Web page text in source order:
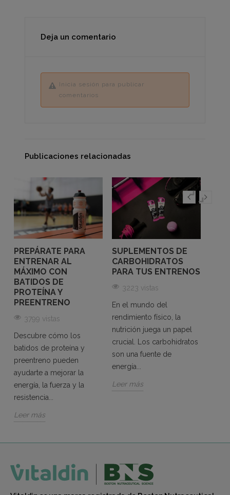
Deja un comentario
Inicia sesión para publicar
comentarios
Publicaciones relacionadas
PREPÁRATE PARA
ENTRENAR AL
MÁXIMO CON
BATIDOS DE
PROTEÍNA Y
PREENTRENO
3799 vistas
Descubre cómo los
batidos de proteína y
preentreno pueden
ayudarte a mejorar la
energía, la fuerza y la
resistencia...
Leer más
SUPLEMENTOS DE
CARBOHIDRATOS
PARA TUS ENTRENOS
3223 vistas
En el mundo del
rendimiento físico, la
nutrición juega un papel
crucial. Los carbohidratos
son una fuente de
energía...
Leer más